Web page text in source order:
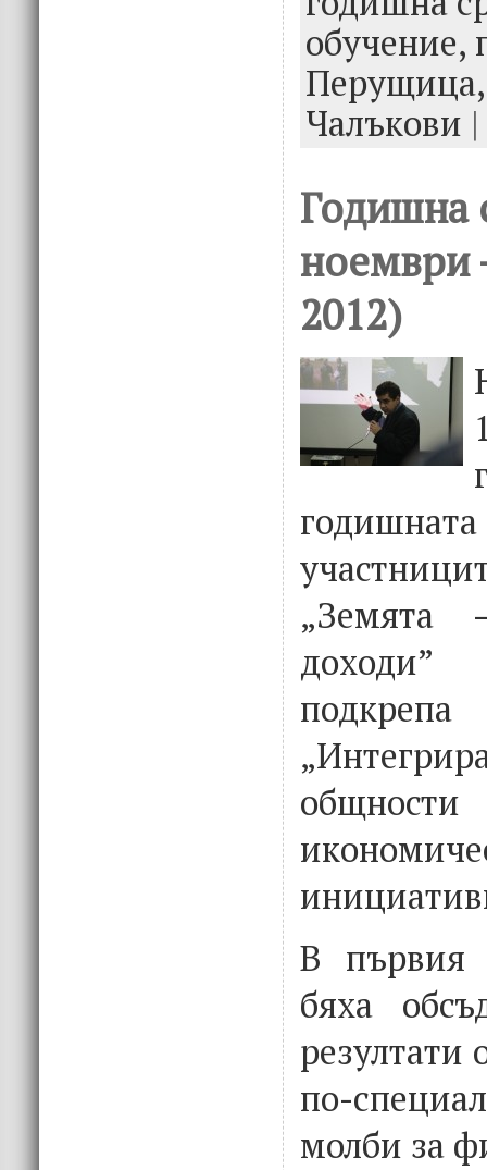
k
обучение,
Чалъкови |
Годишна
ноември
2012)
„Земята
доходи”
В първия
бяха
резултати
по-
молби за